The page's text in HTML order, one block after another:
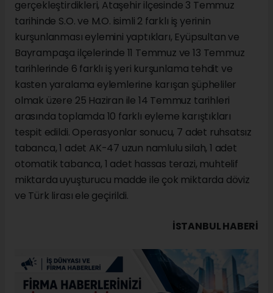
gerçekleştirdikleri, Ataşehir ilçesinde 3 Temmuz
tarihinde S.O. ve M.O. isimli 2 farklı iş yerinin
kurşunlanması eylemini yaptıkları, Eyüpsultan ve
Bayrampaşa ilçelerinde 11 Temmuz ve 13 Temmuz
tarihlerinde 6 farklı iş yeri kurşunlama tehdit ve
kasten yaralama eylemlerine karışan şüpheliler
olmak üzere 25 Haziran ile 14 Temmuz tarihleri
arasında toplamda 10 farklı eyleme karıştıkları
tespit edildi. Operasyonlar sonucu, 7 adet ruhsatsız
tabanca, 1 adet AK-47 uzun namlulu silah, 1 adet
otomatik tabanca, 1 adet hassas terazi, muhtelif
miktarda uyuşturucu madde ile çok miktarda döviz
ve Türk lirası ele geçirildi.
İSTANBUL HABERİ